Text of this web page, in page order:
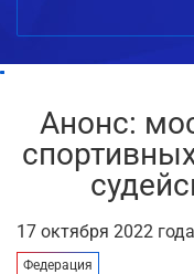
Анонс:
17 октября 2022 года
Федерация